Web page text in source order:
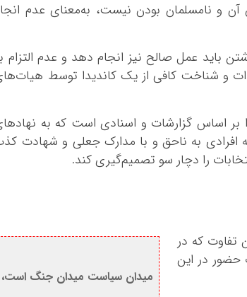
آن و نامسلمان بودن نیست، به‌معنای عدم
باید عمل صالح نیز انجام دهد و عدم التزام
و شناخت کافی از یک کاندیدا توسط
بر اساس گزارشات و اسنادی است که به
افرادی به ناحق و با مدارک جعلی و شهادت
را دچار سو تصمیم‌گیری کند.
میدان سیاست میدان جنگ است،
که در
در این